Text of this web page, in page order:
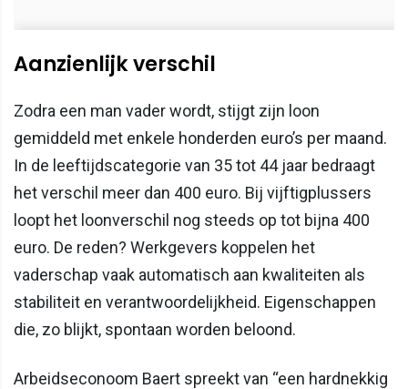
Aanzienlijk verschil
Zodra een man vader wordt, stijgt zijn loon
gemiddeld met enkele honderden euro’s per maand.
In de leeftijdscategorie van 35 tot 44 jaar bedraagt
het verschil meer dan 400 euro. Bij vijftigplussers
loopt het loonverschil nog steeds op tot bijna 400
euro. De reden? Werkgevers koppelen het
vaderschap vaak automatisch aan kwaliteiten als
stabiliteit en verantwoordelijkheid. Eigenschappen
die, zo blijkt, spontaan worden beloond.
Arbeidseconoom Baert spreekt van “een hardnekkig